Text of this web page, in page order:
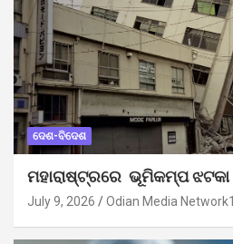
ଦେଶ-ବିଦେଶ
ମହାରାଷ୍ଟ୍ରରେ ଭୂମିକମ୍ପ ଝଟକା
July 9, 2026 Odian Media Network1